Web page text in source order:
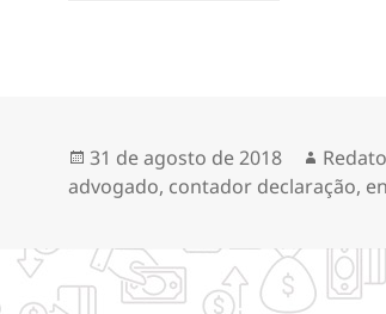
Publicado
em
31 de agosto de 2018 Autor
advogado, contador declaração,